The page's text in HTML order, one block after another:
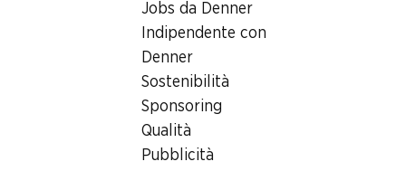
Jobs da Denner
Indipendente con
Denner
Sostenibilità
Sponsoring
Qualità
Pubblicità